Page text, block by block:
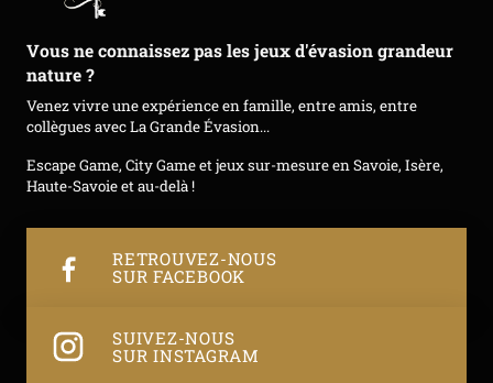
Vous ne connaissez pas les jeux d'évasion grandeur
nature ?
Venez vivre une expérience en famille, entre amis, entre
collègues avec La Grande Évasion...
Escape Game, City Game et jeux sur-mesure en Savoie, Isère,
Haute-Savoie et au-delà !
RETROUVEZ-NOUS
SUR FACEBOOK
SUIVEZ-NOUS
SUR INSTAGRAM